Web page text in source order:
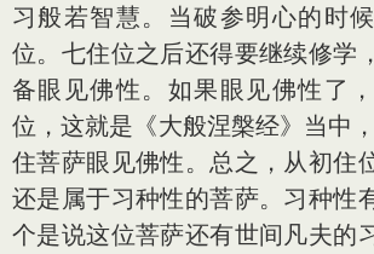
习般若智慧。当破参明心的时
位。七住位之后还得要继续修学
备眼见佛性。如果眼见佛性了
位，这就是《大般涅槃经》当中
住菩萨眼见佛性。总之，从初住
还是属于习种性的菩萨。习种性
个是说这位菩萨还有世间凡夫的